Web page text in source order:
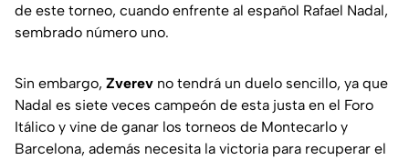
de este torneo, cuando enfrente al español Rafael Nadal,
sembrado número uno.
Sin embargo, Zverev no tendrá un duelo sencillo, ya que
Nadal es siete veces campeón de esta justa en el Foro
Itálico y vine de ganar los torneos de Montecarlo y
Barcelona, además necesita la victoria para recuperar el